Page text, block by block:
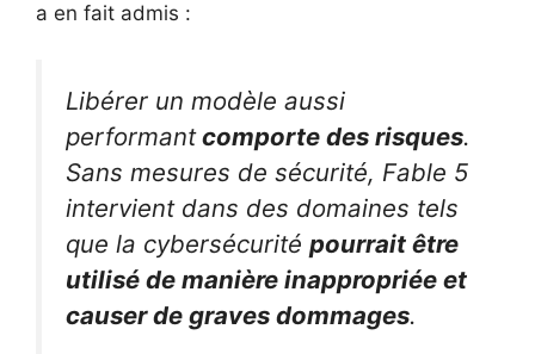
a en fait admis :
Libérer un modèle aussi
performantcomporte des risques.
Sans mesures de sécurité, Fable 5
intervient dans des domaines tels
que la cybersécurité pourrait être
utilisé de manière inappropriée et
causer de graves dommages.